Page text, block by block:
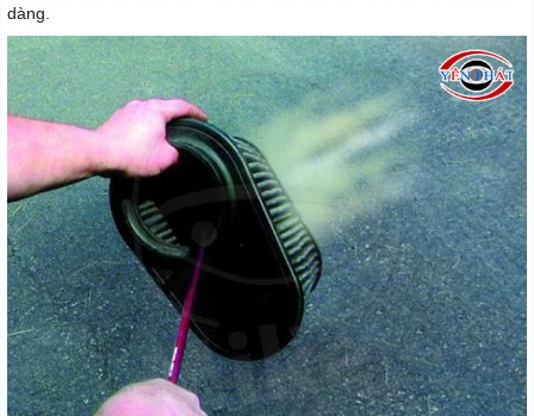
dàng.